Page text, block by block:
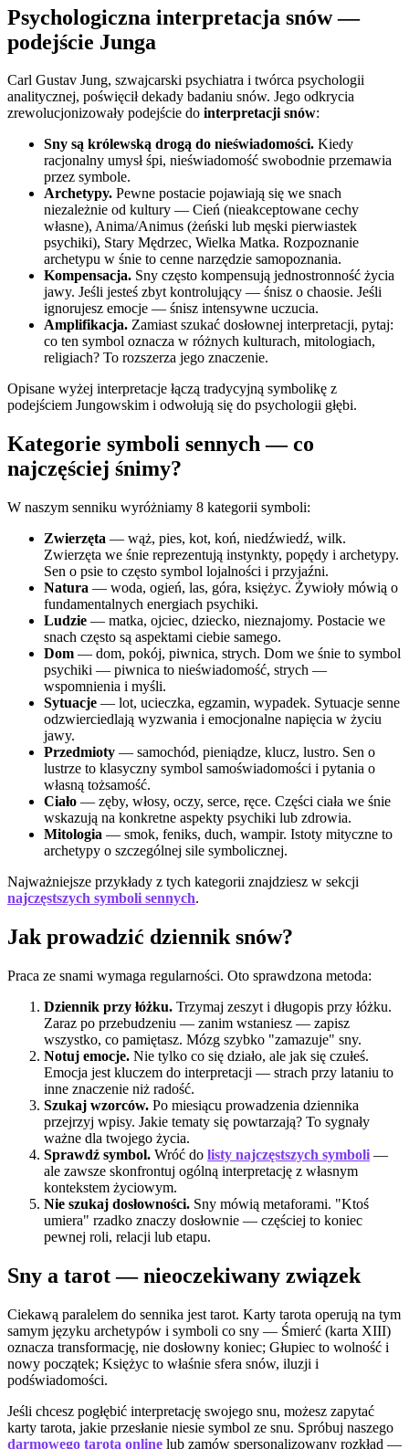
Psychologiczna interpretacja snów —
podejście Junga
Carl Gustav Jung, szwajcarski psychiatra i twórca psychologii
analitycznej, poświęcił dekady badaniu snów. Jego odkrycia
zrewolucjonizowały podejście do interpretacji snów:
Sny są królewską drogą do nieświadomości. Kiedy
racjonalny umysł śpi, nieświadomość swobodnie przemawia
przez symbole.
Archetypy. Pewne postacie pojawiają się we snach
niezależnie od kultury — Cień (nieakceptowane cechy
własne), Anima/Animus (żeński lub męski pierwiastek
psychiki), Stary Mędrzec, Wielka Matka. Rozpoznanie
archetypu w śnie to cenne narzędzie samopoznania.
Kompensacja. Sny często kompensują jednostronność życia
jawy. Jeśli jesteś zbyt kontrolujący — śnisz o chaosie. Jeśli
ignorujesz emocje — śnisz intensywne uczucia.
Amplifikacja. Zamiast szukać dosłownej interpretacji, pytaj:
co ten symbol oznacza w różnych kulturach, mitologiach,
religiach? To rozszerza jego znaczenie.
Opisane wyżej interpretacje łączą tradycyjną symbolikę z
podejściem Jungowskim i odwołują się do psychologii głębi.
Kategorie symboli sennych — co
najczęściej śnimy?
W naszym senniku wyróżniamy 8 kategorii symboli:
Zwierzęta — wąż, pies, kot, koń, niedźwiedź, wilk.
Zwierzęta we śnie reprezentują instynkty, popędy i archetypy.
Sen o psie to często symbol lojalności i przyjaźni.
Natura — woda, ogień, las, góra, księżyc. Żywioły mówią o
fundamentalnych energiach psychiki.
Ludzie — matka, ojciec, dziecko, nieznajomy. Postacie we
snach często są aspektami ciebie samego.
Dom — dom, pokój, piwnica, strych. Dom we śnie to symbol
psychiki — piwnica to nieświadomość, strych —
wspomnienia i myśli.
Sytuacje — lot, ucieczka, egzamin, wypadek. Sytuacje senne
odzwierciedlają wyzwania i emocjonalne napięcia w życiu
jawy.
Przedmioty — samochód, pieniądze, klucz, lustro. Sen o
lustrze to klasyczny symbol samoświadomości i pytania o
własną tożsamość.
Ciało — zęby, włosy, oczy, serce, ręce. Części ciała we śnie
wskazują na konkretne aspekty psychiki lub zdrowia.
Mitologia — smok, feniks, duch, wampir. Istoty mityczne to
archetypy o szczególnej sile symbolicznej.
Najważniejsze przykłady z tych kategorii znajdziesz w sekcji
najczęstszych symboli sennych.
Jak prowadzić dziennik snów?
Praca ze snami wymaga regularności. Oto sprawdzona metoda:
Dziennik przy łóżku. Trzymaj zeszyt i długopis przy łóżku.
Zaraz po przebudzeniu — zanim wstaniesz — zapisz
wszystko, co pamiętasz. Mózg szybko "zamazuje" sny.
Notuj emocje. Nie tylko co się działo, ale jak się czułeś.
Emocja jest kluczem do interpretacji — strach przy lataniu to
inne znaczenie niż radość.
Szukaj wzorców. Po miesiącu prowadzenia dziennika
przejrzyj wpisy. Jakie tematy się powtarzają? To sygnały
ważne dla twojego życia.
Sprawdź symbol. Wróć do listy najczęstszych symboli —
ale zawsze skonfrontuj ogólną interpretację z własnym
kontekstem życiowym.
Nie szukaj dosłowności. Sny mówią metaforami. "Ktoś
umiera" rzadko znaczy dosłownie — częściej to koniec
pewnej roli, relacji lub etapu.
Sny a tarot — nieoczekiwany związek
Ciekawą paralelem do sennika jest tarot. Karty tarota operują na tym
samym języku archetypów i symboli co sny — Śmierć (karta XIII)
oznacza transformację, nie dosłowny koniec; Głupiec to wolność i
nowy początek; Księżyc to właśnie sfera snów, iluzji i
podświadomości.
Jeśli chcesz pogłębić interpretację swojego snu, możesz zapytać
karty tarota, jakie przesłanie niesie symbol ze snu. Spróbuj naszego
darmowego tarota online lub zamów spersonalizowany rozkład —